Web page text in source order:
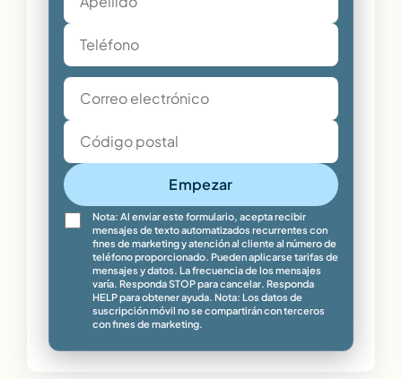
Empezar
Nota: Al enviar este formulario, acepta recibir
mensajes de texto automatizados recurrentes con
fines de marketing y atención al cliente al número de
teléfono proporcionado. Pueden aplicarse tarifas de
mensajes y datos. La frecuencia de los mensajes
varía. Responda STOP para cancelar. Responda
HELP para obtener ayuda. Nota: Los datos de
suscripción móvil no se compartirán con terceros
con fines de marketing.